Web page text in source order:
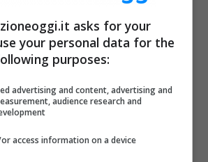
prima di vederlo
è necessario fare l’accesso
ed accedere alla
previdenziale del cittadino.
accedere a
asks for your
your personal data for the
purposes:
advertising and content, advertising and
audience research and
access information on a device